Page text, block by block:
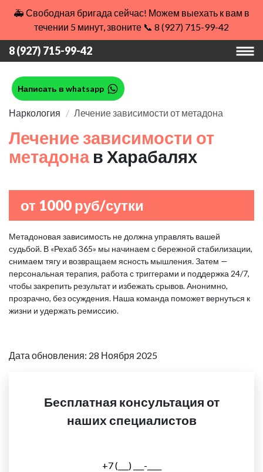
🚑 Свободная бригада сейчас! Можем выехать к вам в
течении 5 минут, звоните 📞 8 (927) 715-99-42
8 (927) 715-99-42
Написать в whatsapp
Наркология Лечение зависимости от метадона
Лечение зависимости от
метадона в Харабалях
от 1000 руб/сутки
Метадоновая зависимость не должна управлять вашей
судьбой. В «Рехаб 365» мы начинаем с бережной стабилизации,
снимаем тягу и возвращаем ясность мышления. Затем —
персональная терапия, работа с триггерами и поддержка 24/7,
чтобы закрепить результат и избежать срывов. Анонимно,
прозрачно, без осуждения. Наша команда поможет вернуться к
жизни и удержать ремиссию.
Дата обновления: 28 Ноября 2025
Бесплатная консультация от
наших специалистов